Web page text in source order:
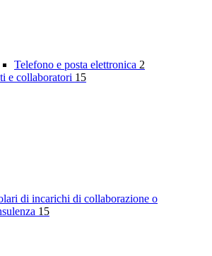
Telefono e posta elettronica 2
e collaboratori 15
di incarichi di collaborazione o
15